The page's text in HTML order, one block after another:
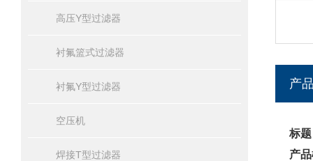
高压Y型过滤器
衬氟篮式过滤器
衬氟Y型过滤器
空压机
焊接T型过滤器
产
标
产